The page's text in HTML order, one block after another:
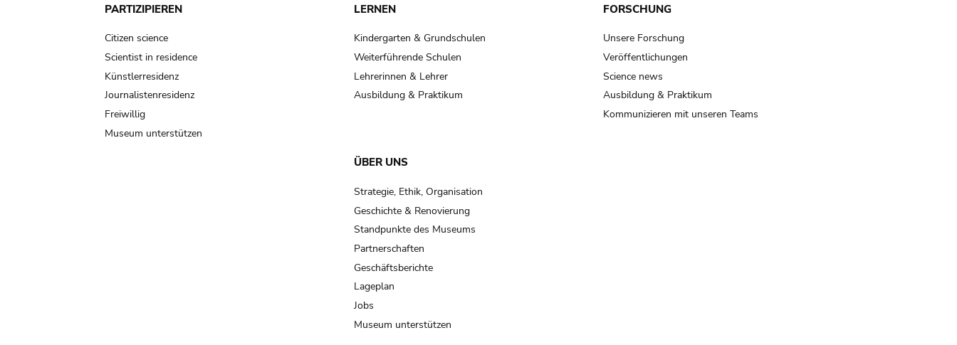
PARTIZIPIEREN
Citizen science
Scientist in residence
Künstlerresidenz
Journalistenresidenz
Freiwillig
Museum unterstützen
LERNEN
Kindergarten & Grundschulen
Weiterführende Schulen
Lehrerinnen & Lehrer
Ausbildung & Praktikum
FORSCHUNG
Unsere Forschung
Veröffentlichungen
Science news
Ausbildung & Praktikum
Kommunizieren mit unseren Teams
ÜBER UNS
Strategie, Ethik, Organisation
Geschichte & Renovierung
Standpunkte des Museums
Partnerschaften
Geschäftsberichte
Lageplan
Jobs
Museum unterstützen